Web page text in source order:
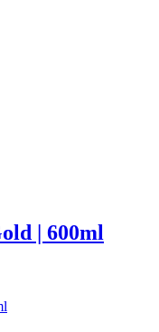
| 600ml